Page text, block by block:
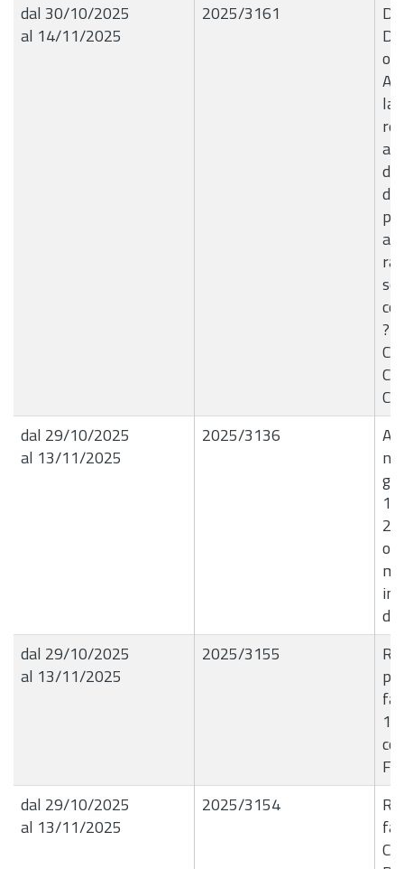
dal 30/10/2025
al 14/11/2025
2025/3161
la
di
dal 29/10/2025
al 13/11/2025
2025/3136
dal 29/10/2025
al 13/11/2025
2025/3155
1
dal 29/10/2025
al 13/11/2025
2025/3154